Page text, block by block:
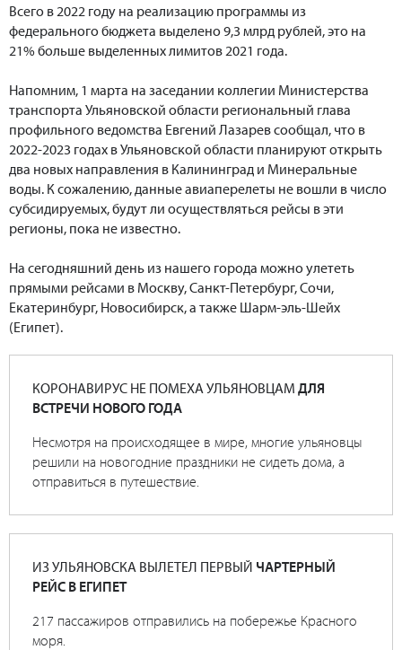
Всего в 2022 году на реализацию программы из
федерального бюджета выделено 9,3 млрд рублей, это на
21% больше выделенных лимитов 2021 года.
Напомним, 1 марта на заседании коллегии Министерства
транспорта Ульяновской области региональный глава
профильного ведомства Евгений Лазарев сообщал, что в
2022-2023 годах в Ульяновской области планируют открыть
два новых направления в Калининград и Минеральные
воды. К сожалению, данные авиаперелеты не вошли в число
субсидируемых, будут ли осуществляться рейсы в эти
регионы, пока не известно.
На сегодняшний день из нашего города можно улететь
прямыми рейсами в Москву, Санкт-Петербург, Сочи,
Екатеринбург, Новосибирск, а также Шарм-эль-Шейх
(Египет).
КОРОНАВИРУС НЕ ПОМЕХА УЛЬЯНОВЦАМ ДЛЯ
ВСТРЕЧИ НОВОГО ГОДА
Несмотря на происходящее в мире, многие ульяновцы
решили на новогодние праздники не сидеть дома, а
отправиться в путешествие.
ИЗ УЛЬЯНОВСКА ВЫЛЕТЕЛ ПЕРВЫЙ ЧАРТЕРНЫЙ
РЕЙС В ЕГИПЕТ
217 пассажиров отправились на побережье Красного
моря.